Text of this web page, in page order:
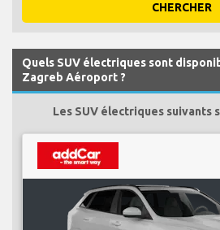
CHERCHER
Quels SUV électriques sont
Zagreb Aéroport ?
Les SUV électriques suivants